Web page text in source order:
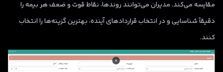
مقایسه می‌کند. مدیران می‌توانند روندها، نقاط قوت و ضعف هر بیمه را
دقیقاً شناسایی و در انتخاب قراردادهای آینده، بهترین گزینه‌ها را انتخاب
کنند.